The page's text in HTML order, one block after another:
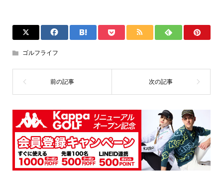
ゴルフライフ